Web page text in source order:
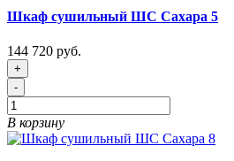
Шкаф сушильный ШС Сахара 5
144 720 руб.
+
-
В корзину